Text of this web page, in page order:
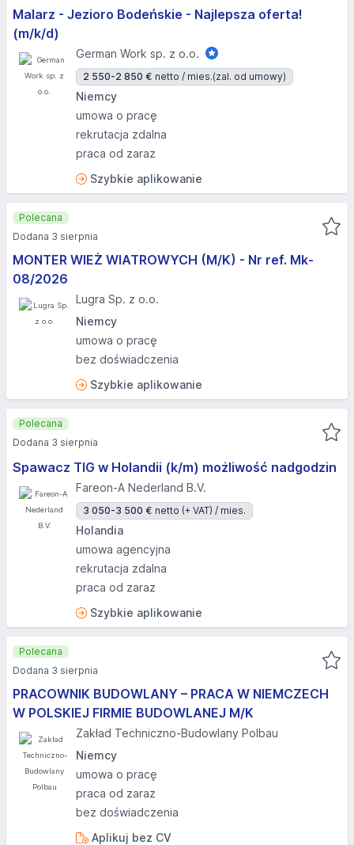
Malarz - Jezioro Bodeńskie - Najlepsza oferta!
(m/k/d)
German Work sp. z o.o.
2 550-2 850 € netto / mies.(zal. od umowy)
Niemcy
umowa o pracę
rekrutacja zdalna
praca od zaraz
Szybkie aplikowanie
MONTER WIEŻ WIATROWYCH (M/K) - Nr ref. Mk-
08/2026
Lugra Sp. z o.o.
Niemcy
umowa o pracę
bez doświadczenia
Szybkie aplikowanie
Polecana
Dodana 3 sierpnia
Spawacz TIG w Holandii (k/m) możliwość nadgodzin
Fareon-A Nederland B.V.
3 050-3 500 € netto (+ VAT) / mies.
Holandia
umowa agencyjna
rekrutacja zdalna
praca od zaraz
Szybkie aplikowanie
Polecana
Dodana 3 sierpnia
PRACOWNIK BUDOWLANY – PRACA W NIEMCZECH
W POLSKIEJ FIRMIE BUDOWLANEJ M/K
Zakład Techniczno-Budowlany Polbau
Niemcy
umowa o pracę
praca od zaraz
bez doświadczenia
Aplikuj bez CV
Polecana
Dodana 3 sierpnia